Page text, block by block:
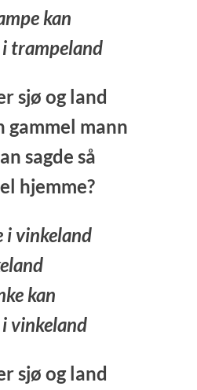
kan
i trampeland
sjø og land
gammel mann
sagde så
hjemme?
i vinkeland
kan
vinkeland
sjø og land